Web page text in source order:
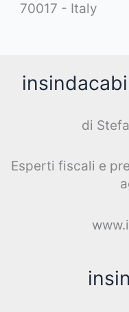
70017 - Italy
di
Esperti fiscali e